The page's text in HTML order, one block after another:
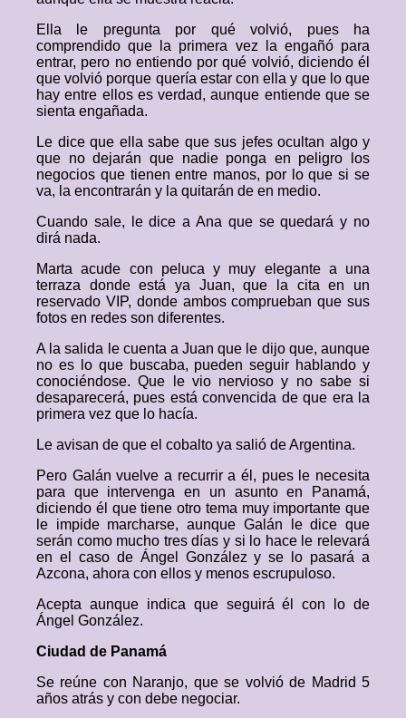
Ella le pregunta por qué volvió, pues ha
comprendido que la primera vez la engañó para
entrar, pero no entiendo por qué volvió, diciendo él
que volvió porque quería estar con ella y que lo que
hay entre ellos es verdad, aunque entiende que se
sienta engañada.
Le dice que ella sabe que sus jefes ocultan algo y
que no dejarán que nadie ponga en peligro los
negocios que tienen entre manos, por lo que si se
va, la encontrarán y la quitarán de en medio.
Cuando sale, le dice a Ana que se quedará y no
dirá nada.
Marta acude con peluca y muy elegante a una
terraza donde está ya Juan, que la cita en un
reservado VIP, donde ambos comprueban que sus
fotos en redes son diferentes.
A la salida le cuenta a Juan que le dijo que, aunque
no es lo que buscaba, pueden seguir hablando y
conociéndose. Que le vio nervioso y no sabe si
desaparecerá, pues está convencida de que era la
primera vez que lo hacía.
Le avisan de que el cobalto ya salió de Argentina.
Pero Galán vuelve a recurrir a él, pues le necesita
para que intervenga en un asunto en Panamá,
diciendo él que tiene otro tema muy importante que
le impide marcharse, aunque Galán le dice que
serán como mucho tres días y si lo hace le relevará
en el caso de Ángel González y se lo pasará a
Azcona, ahora con ellos y menos escrupuloso.
Acepta aunque indica que seguirá él con lo de
Ángel González.
Ciudad de Panamá
Se reúne con Naranjo, que se volvió de Madrid 5
años atrás y con debe negociar.